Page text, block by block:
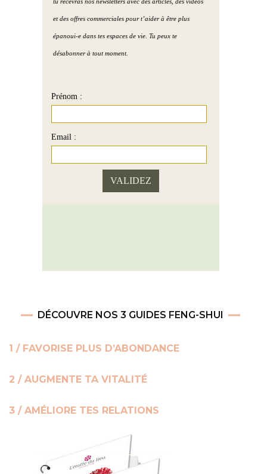
et des offres commerciales pour t’aider à être plus
épanoui-e dans tes espaces de vie. Tu peux te
désabonner à tout moment.
Prénom :
Email :
DÉCOUVRE NOS 3 GUIDES FENG-SHUI
1 / FAVORISE PLUS D’ABONDANCE
2 / AUGMENTE TA VITALITÉ
3 / AMÉLIORE TES RELATIONS